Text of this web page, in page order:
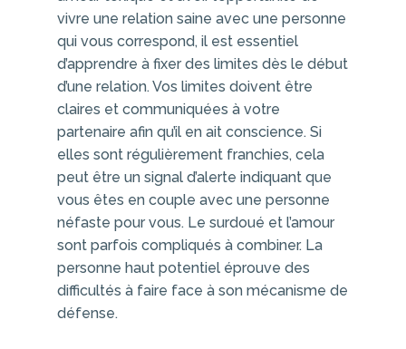
vivre une relation saine avec une personne
qui vous correspond, il est essentiel
d’apprendre à fixer des limites dès le début
d’une relation. Vos limites doivent être
claires et communiquées à votre
partenaire afin qu’il en ait conscience. Si
elles sont régulièrement franchies, cela
peut être un signal d’alerte indiquant que
vous êtes en couple avec une personne
néfaste pour vous. Le surdoué et l’amour
sont parfois compliqués à combiner. La
personne haut potentiel éprouve des
difficultés à faire face à son mécanisme de
défense.